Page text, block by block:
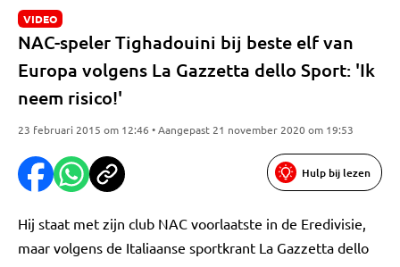
VIDEO
NAC-speler Tighadouini bij beste elf van
Europa volgens La Gazzetta dello Sport: 'Ik
neem risico!'
23 februari 2015 om 12:46 • Aangepast 21 november 2020 om 19:53
Hulp bij lezen
Hij staat met zijn club NAC voorlaatste in de Eredivisie,
maar volgens de Italiaanse sportkrant La Gazzetta dello